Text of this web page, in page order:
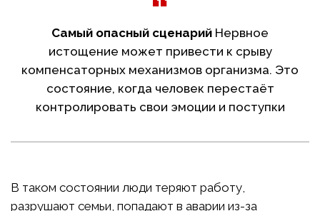
Самый опасный сценарий Нервное
истощение может привести к срыву
компенсаторных механизмов организма. Это
состояние, когда человек перестаёт
контролировать свои эмоции и поступки
В таком состоянии люди теряют работу,
разрушают семьи, попадают в аварии из-за